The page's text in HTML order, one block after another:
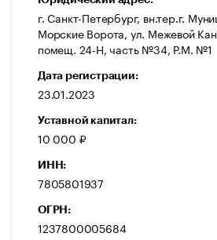
г. Санкт-Петербург, вн.тер.г.
Морские Ворота, ул. Межевой
помещ. 24-Н, часть №34, Р.М. №1
Дата регистрации:
23.01.2023
Уставной капитал:
10 000 ₽
ИНН:
7805801937
ОГРН:
1237800005684